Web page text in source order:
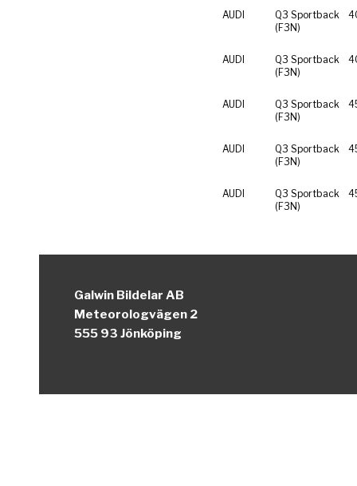
AUDI
Q3 Sportback
(F3N)
AUDI
Q3 Sportback
(F3N)
AUDI
Q3 Sportback
(F3N)
AUDI
Q3 Sportback
(F3N)
AUDI
Q3 Sportback
(F3N)
Galwin Bildelar AB
Meteorologvägen 2
555 93 Jönköping